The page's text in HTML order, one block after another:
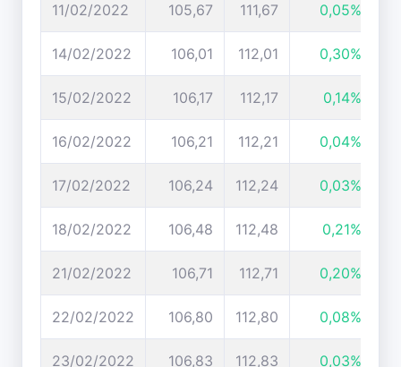
11/02/2022 105,67 111,67 0,05%
14/02/2022 106,01 112,01 0,30%
15/02/2022 106,17 112,17 0,14%
16/02/2022 106,21 112,21 0,04%
17/02/2022 106,24 112,24 0,03%
18/02/2022 106,48 112,48 0,21%
21/02/2022 106,71 112,71 0,20%
22/02/2022 106,80 112,80 0,08%
23/02/2022 106,83 112,83 0,03%